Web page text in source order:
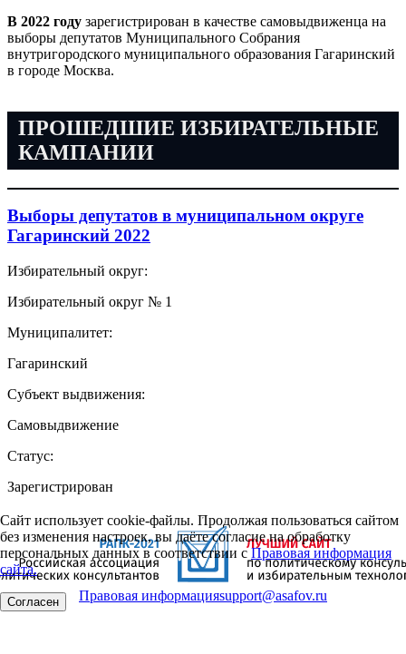
В 2022 году зарегистрирован в качестве самовыдвиженца на
выборы депутатов Муниципального Собрания
внутригородского муниципального образования Гагаринский
в городе Москва.
ПРОШЕДШИЕ ИЗБИРАТЕЛЬНЫЕ
КАМПАНИИ
Выборы депутатов в муниципальном округе
Гагаринский 2022
Избирательный округ:
Избирательный округ № 1
Муниципалитет:
Гагаринский
Субъект выдвижения:
Самовыдвижение
Статус:
Зарегистрирован
Сайт использует cookie-файлы. Продолжая пользоваться сайтом
без изменения настроек, вы даёте согласие на обработку
персональных данных в соответствии сПравовая информация
сайта.
Согласен Правовая информацияsupport@asafov.ru